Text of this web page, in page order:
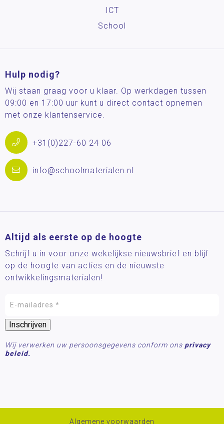
ICT
School
Hulp nodig?
Wij staan graag voor u klaar. Op werkdagen tussen
09:00 en 17:00 uur kunt u direct contact opnemen
met onze klantenservice.
+31(0)227-60 24 06
info@schoolmaterialen.nl
Altijd als eerste op de hoogte
Schrijf u in voor onze wekelijkse nieuwsbrief en blijf
op de hoogte van acties en de nieuwste
ontwikkelingsmaterialen!
Wij verwerken uw persoonsgegevens conform ons privacy
beleid.
Algemene voorwaarden